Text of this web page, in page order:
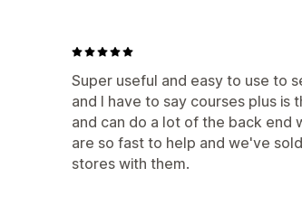
Super useful and easy to use to
and I have to say courses plus
and can do a lot of the back
are so fast to help and we've
stores with them.